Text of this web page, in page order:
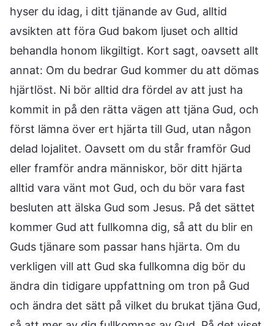
hyser du idag, i ditt tjänande av Gud, alltid
avsikten att föra Gud bakom ljuset och alltid
behandla honom likgiltigt. Kort sagt, oavsett allt
annat: Om du bedrar Gud kommer du att dömas
hjärtlöst. Ni bör alltid dra fördel av att just ha
kommit in på den rätta vägen att tjäna Gud, och
först lämna över ert hjärta till Gud, utan någon
delad lojalitet. Oavsett om du står framför Gud
eller framför andra människor, bör ditt hjärta
alltid vara vänt mot Gud, och du bör vara fast
besluten att älska Gud som Jesus. På det sättet
kommer Gud att fullkomna dig, så att du blir en
Guds tjänare som passar hans hjärta. Om du
verkligen vill att Gud ska fullkomna dig bör du
ändra din tidigare uppfattning om tron på Gud
och ändra det sätt på vilket du brukat tjäna Gud,